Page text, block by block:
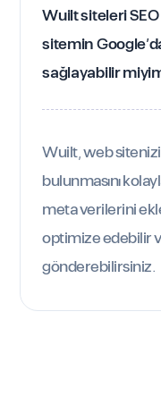
Wuilt siteleri
sitemin
sağlayabilir
Wuilt, web
bulunmasını
meta verilerini
optimize edebilir
gönderebilirsiniz.